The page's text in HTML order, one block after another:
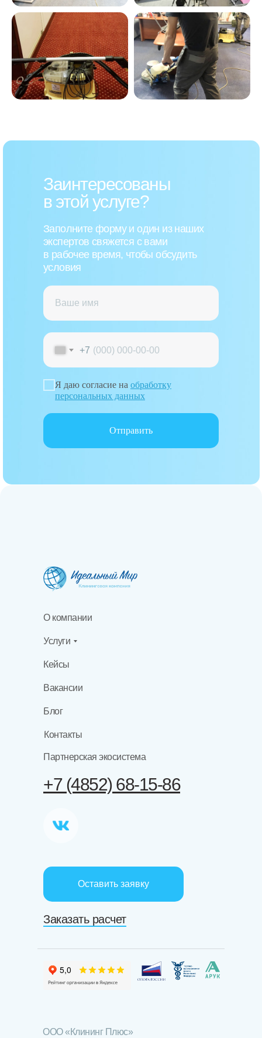
Заинтересованы
в этой услуге?
Заполните форму и один из наших
экспертов свяжется с вами
в рабочее время, чтобы обсудить
условия
+7
Я даю согласие на обработку
персональных данных
Отправить
Услуги
О компании
Кейсы
Вакансии
+7 (4852) 68-15-86
Оставить заявку
Заказать расчет
ООО «Клининг Плюс»
Блог
Контакты
Партнерская экосистема